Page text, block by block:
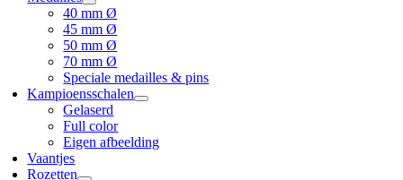
40 mm Ø
45 mm Ø
50 mm Ø
70 mm Ø
Speciale medailles & pins
Kampioensschalen
Gelaserd
Full color
Eigen afbeelding
Vaantjes
Rozetten